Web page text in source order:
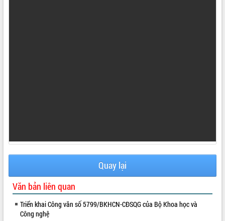
hiện Đề án 06 của Chính phủ
Họp báo thông tin về Hội nghị Công bố
Quy hoạch và Xúc tiến đầu tư tỉnh Đắk
Lắk
Khơi thông điểm nghẽn, đẩy nhanh
giải ngân vốn khắc phục thiên tai
Quay lại
Văn bản liên quan
Triển khai Công văn số 5799/BKHCN-CĐSQG của Bộ Khoa học và
Công nghệ